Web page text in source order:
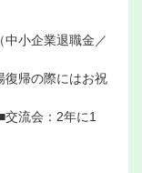
小企業退職金／
復帰の際にはお祝
流会：2年に1